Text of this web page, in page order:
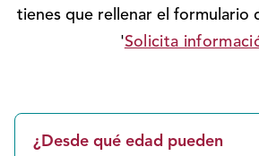
tienes que rellenar el formulario
'Solicita
¿Desde qué edad pueden